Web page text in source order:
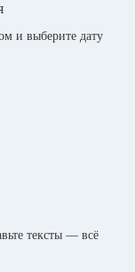
и выберите дату
тексты — всё